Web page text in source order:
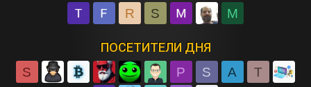
R S M
ПОСЕТИТЕЛИ ДНЯ
S P S A
T